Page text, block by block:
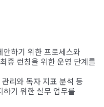
하기 위한 프로세스와
종 런칭을 위한 운영 단계를
리와 독자 지표 분석 등
기 위한 실무 업무를